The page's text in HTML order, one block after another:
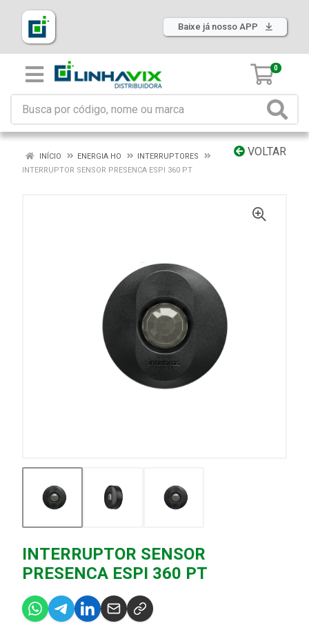
Baixe já nosso APP
0
VOLTAR
INÍCIO ENERGIA HO
INTERRUPTORES
INTERRUPTOR SENSOR PRESENCA ESPI 360 PT
INTERRUPTOR SENSOR
PRESENCA ESPI 360 PT